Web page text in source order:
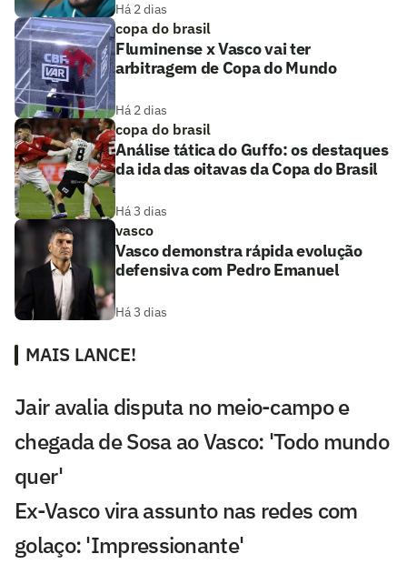
Há 2 dias
copa do brasil
Fluminense x Vasco vai ter
arbitragem de Copa do Mundo
Há 2 dias
copa do brasil
Análise tática do Guffo: os destaques
da ida das oitavas da Copa do Brasil
Há 3 dias
vasco
Vasco demonstra rápida evolução
defensiva com Pedro Emanuel
Há 3 dias
MAIS LANCE!
Jair avalia disputa no meio-campo e
chegada de Sosa ao Vasco: 'Todo mundo
quer'
Ex-Vasco vira assunto nas redes com
golaço: 'Impressionante'